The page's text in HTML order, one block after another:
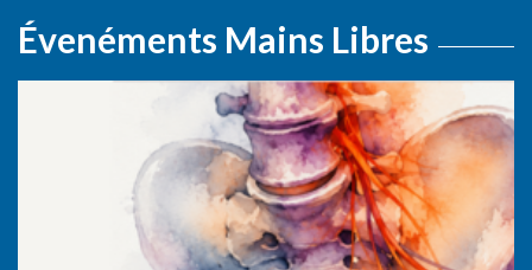
Évenéments Mains Libres